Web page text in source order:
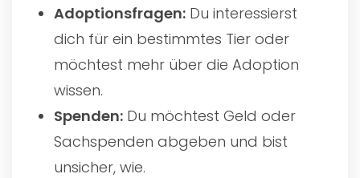
Adoptionsfragen: Du interessierst
dich für ein bestimmtes Tier oder
möchtest mehr über die Adoption
wissen.
Spenden: Du möchtest Geld oder
Sachspenden abgeben und bist
unsicher, wie.